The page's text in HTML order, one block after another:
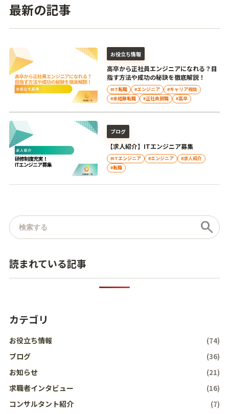
最新の記事
高卒から正社員エンジニアになれる？目
指す方法や成功の秘訣を徹底解説！
お役立ち情報
#IT転職 #エンジニア
#キャリア相談
#未経験転職
#正社員就職 #高卒
【求人紹介】ITエンジニア募集
ブログ
#ITエンジニア #エンジニア
#求人紹介
#転職
記事を検索 search
読まれている記事
カテゴリ
お役立ち情報 (74)
ブログ (36)
お知らせ (21)
求職者インタビュー (16)
コンサルタント紹介 (7)